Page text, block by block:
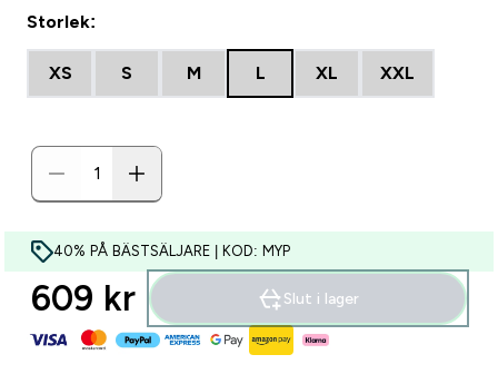
Storlek:
XS S M L XL XXL
40% PÅ BÄSTSÄLJARE | KOD: MYP
609 kr‎ Slut i lager